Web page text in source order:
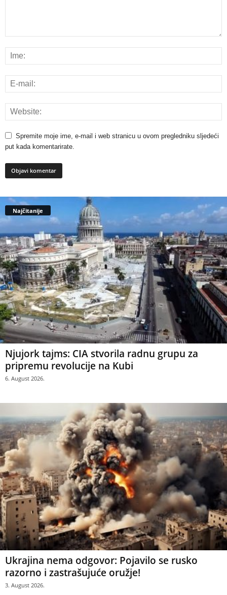
Spremite moje ime, e-mail i web stranicu u ovom pregledniku sljedeći
put kada komentarirate.
Najčitanije
Njujork tajms: CIA stvorila radnu grupu za
pripremu revolucije na Kubi
6. August 2026.
Ukrajina nema odgovor: Pojavilo se rusko
razorno i zastrašujuće oružje!
3. August 2026.